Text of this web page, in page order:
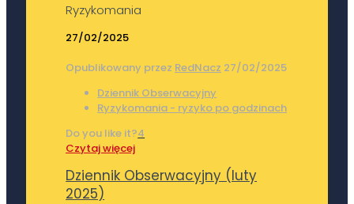
Ryzykomania
27/02/2025
Opublikowany przez RedNacz 27/02/2025
Dziennik Obserwacyjny
Ryzykomania - ryzyko po godzinach
Do you like it?4
Czytaj więcej
Dziennik Obserwacyjny (luty
2025)